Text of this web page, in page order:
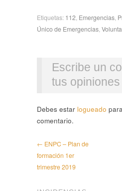
Etiquetas: 112, Emergencias,
Único de Emergencias,
Escribe un
tus opiniones
Debes estar logueado
comentario.
← ENPC – Plan de
formación 1er
trimestre 2019